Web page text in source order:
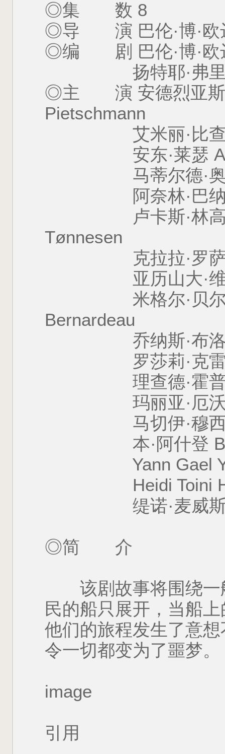
◎集 数 8
◎导 演 巴伦·博·欧
◎编 剧 巴伦·博·欧
扬特耶·弗里泽
◎主 演 安德烈亚斯·
Pietschmann
艾米丽·比查姆
安东·莱瑟
马蒂尔德·奥利
阿奈林·巴纳德
卢卡斯·林高·藤
Tønnesen
克拉拉·罗萨杰
亚历山大·维尧
米格尔·贝尔纳
Bernardeau
乔纳斯·布洛凯
罗莎莉·克雷格
理查德·霍普
玛丽亚·厄沃尔
马切伊·穆西尔
本·阿什登 Ben
Yann Gael
Heidi Toini
缇诺·麦威斯
◎简 介
该剧故事将围绕一
民的船只展开，当船
他们的旅程发生了意
令一切都变为了噩梦。
image
引用